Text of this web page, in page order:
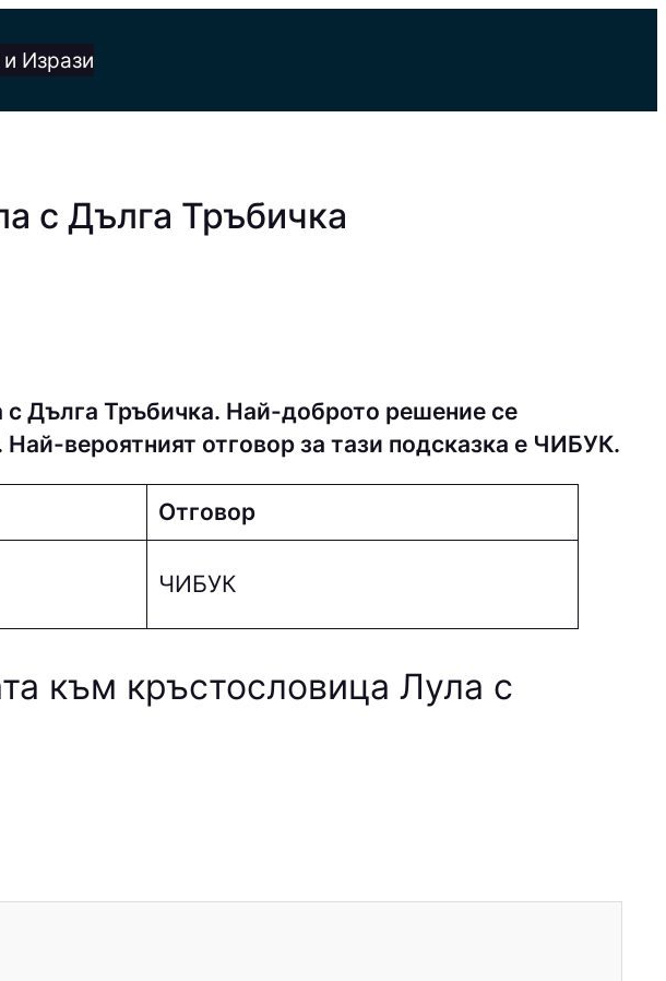
Изрази
с Дълга Тръбичка
Дълга Тръбичка. Най-доброто решение се
вероятният отговор за тази подсказка е ЧИБУК.
Отговор
ЧИБУК
към кръстословица Лула с